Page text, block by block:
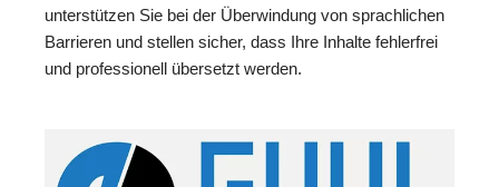
unterstützen Sie bei der Überwindung von sprachlichen
Barrieren und stellen sicher, dass Ihre Inhalte fehlerfrei
und professionell übersetzt werden.